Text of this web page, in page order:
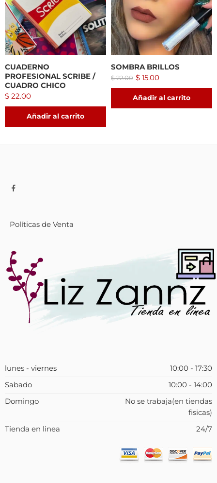
CUADERNO
PROFESIONAL SCRIBE /
CUADRO CHICO
$ 22.00
Añadir al carrito
SOMBRA BRILLOS
$22.00 $ 15.00
Añadir al carrito
Políticas de Venta
lunes - viernes
10:00 - 17:30
Sabado
10:00 - 14:00
Domingo
No se trabaja(en tiendas
fisicas)
Tienda en linea
24/7